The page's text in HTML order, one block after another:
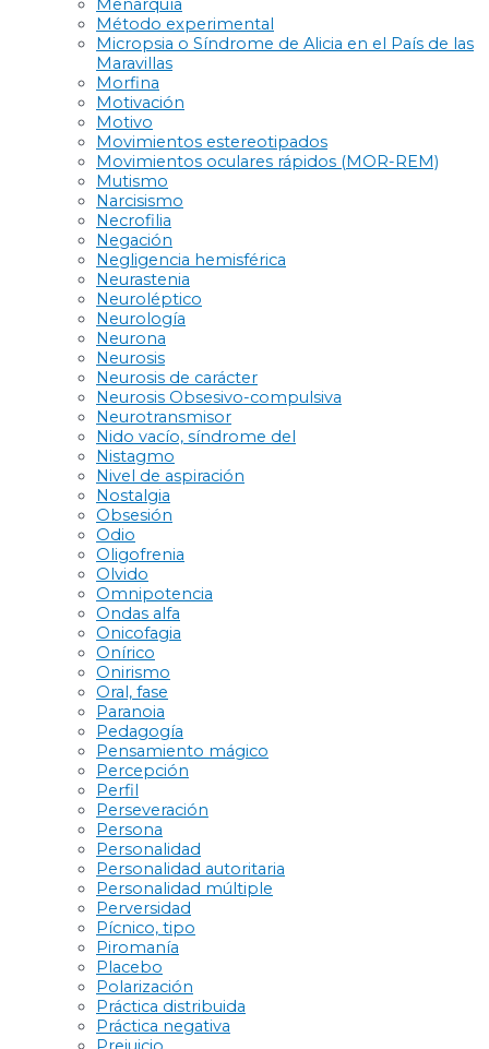
Menarquía
Método experimental
Micropsia o Síndrome de Alicia en el País de las
Maravillas
Morfina
Motivación
Motivo
Movimientos estereotipados
Movimientos oculares rápidos (MOR-REM)
Mutismo
Narcisismo
Necrofilia
Negación
Negligencia hemisférica
Neurastenia
Neuroléptico
Neurología
Neurona
Neurosis
Neurosis de carácter
Neurosis Obsesivo-compulsiva
Neurotransmisor
Nido vacío, síndrome del
Nistagmo
Nivel de aspiración
Nostalgia
Obsesión
Odio
Oligofrenia
Olvido
Omnipotencia
Ondas alfa
Onicofagia
Onírico
Onirismo
Oral, fase
Paranoia
Pedagogía
Pensamiento mágico
Percepción
Perfil
Perseveración
Persona
Personalidad
Personalidad autoritaria
Personalidad múltiple
Perversidad
Pícnico, tipo
Piromanía
Placebo
Polarización
Práctica distribuida
Práctica negativa